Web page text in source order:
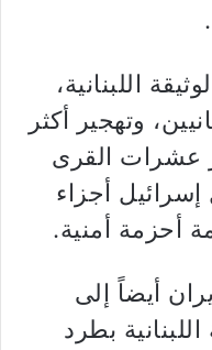
اللبنانية،
وتهجير أكثر
عشرات القرى
إسرائيل أجزاء
أحزمة أمنية.
أيضاً إلى
بطرد